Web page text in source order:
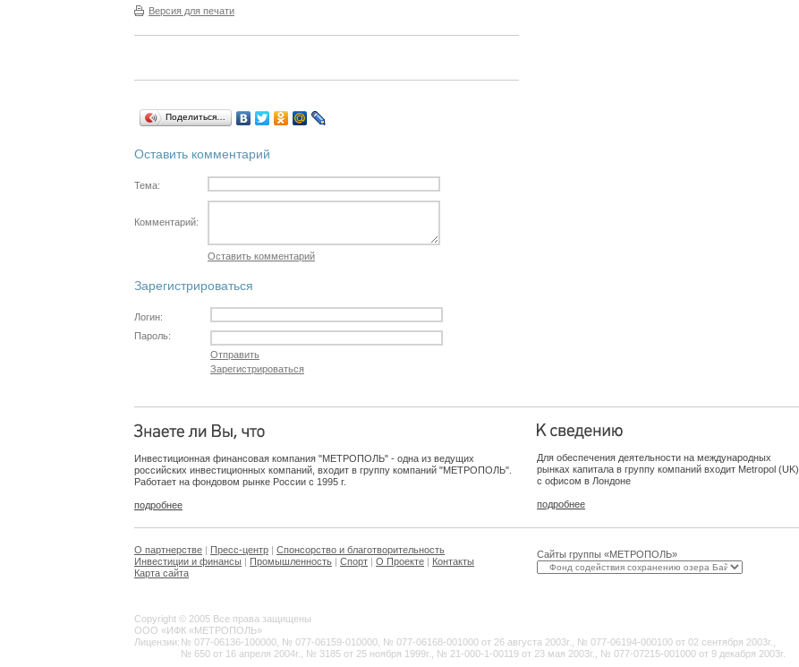
Версия для печати
Поделиться…
Оставить комментарий
Тема:
Комментарий:
Оставить комментарий
Зарегистрироваться
Логин:
Пароль:
Отправить
Зарегистрироваться
Инвестиционная финансовая компания "МЕТРОПОЛЬ" - одна из ведущих
российских инвестиционных компаний, входит в группу компаний "МЕТРОПОЛЬ".
Работает на фондовом рынке России с 1995 г.
подробнее
Для обеспечения деятельности на международных
рынках капитала в группу компаний входит Metropol (UK)
с офисом в Лондоне
подробнее
О партнерстве | Пресс-центр | Спонсорство и благотворительность
Инвестиции и финансы | Промышленность | Спорт | О Проекте | Контакты
Карта сайта
Сайты группы «МЕТРОПОЛЬ»
Copyright © 2005 Все права защищены
ООО «ИФК «МЕТРОПОЛЬ»
Лицензии: № 077-06136-100000, № 077-06159-010000, № 077-06168-001000 от 26 августа 2003г., № 077-06194-000100 от 02 сентября 2003г.,
№ 650 от 16 апреля 2004г., № 3185 от 25 ноября 1999г., № 21-000-1-00119 от 23 мая 2003г., № 077-07215-001000 от 9 декабря 2003г.